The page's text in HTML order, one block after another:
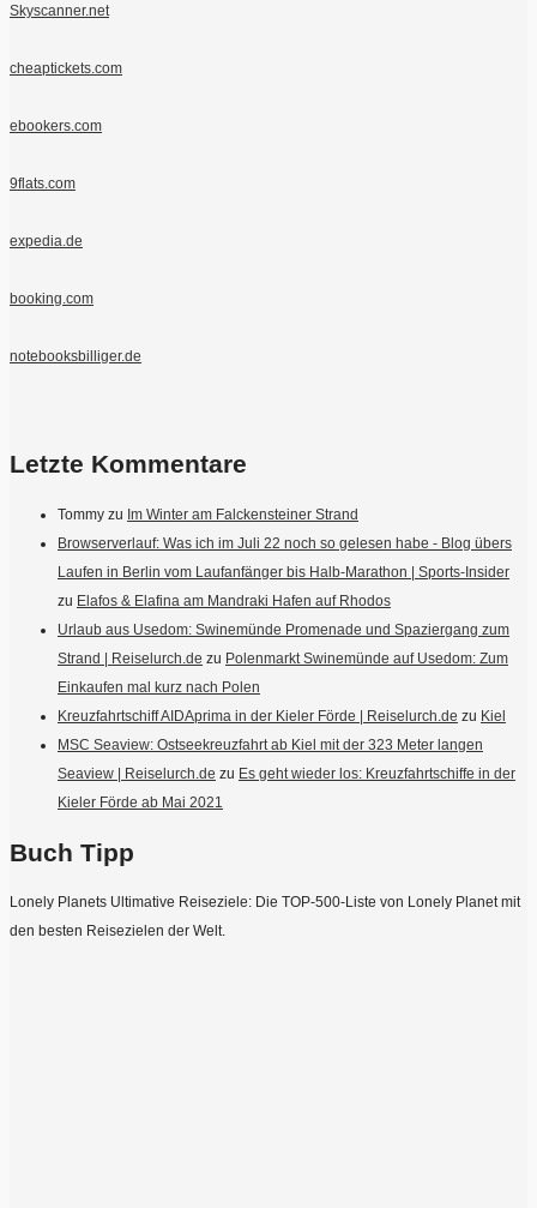
Skyscanner.net
cheaptickets.com
ebookers.com
9flats.com
expedia.de
booking.com
notebooksbilliger.de
Letzte Kommentare
Tommy zu Im Winter am Falckensteiner Strand
Browserverlauf: Was ich im Juli 22 noch so gelesen habe - Blog übers
Laufen in Berlin vom Laufanfänger bis Halb-Marathon | Sports-Insider
zu Elafos & Elafina am Mandraki Hafen auf Rhodos
Urlaub aus Usedom: Swinemünde Promenade und Spaziergang zum
Strand | Reiselurch.de zu Polenmarkt Swinemünde auf Usedom: Zum
Einkaufen mal kurz nach Polen
Kreuzfahrtschiff AIDAprima in der Kieler Förde | Reiselurch.de zu Kiel
MSC Seaview: Ostseekreuzfahrt ab Kiel mit der 323 Meter langen
Seaview | Reiselurch.de zu Es geht wieder los: Kreuzfahrtschiffe in der
Kieler Förde ab Mai 2021
Buch Tipp
Lonely Planets Ultimative Reiseziele: Die TOP-500-Liste von Lonely Planet mit
den besten Reisezielen der Welt.